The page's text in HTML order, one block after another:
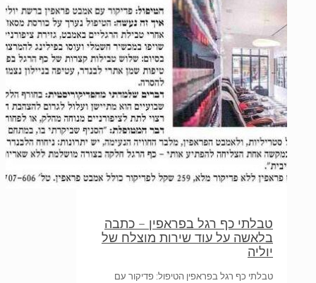
טבלתי כף רגל בפראפין – כתבה
בלאשה על עוד שירות מוצלח של
יוליה
טבלתי כף רגל בפראפין הטיפול: פדיקור עם